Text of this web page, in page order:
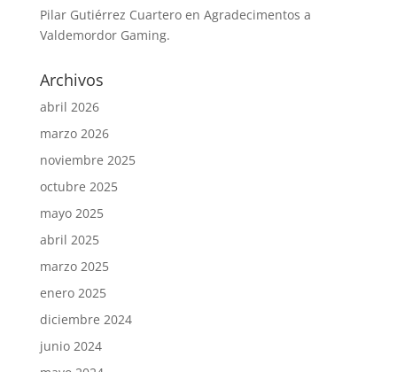
Pilar Gutiérrez Cuarteroen Agradecimentos a
Valdemordor Gaming.
Archivos
abril 2026
marzo 2026
noviembre 2025
octubre 2025
mayo 2025
abril 2025
marzo 2025
enero 2025
diciembre 2024
junio 2024